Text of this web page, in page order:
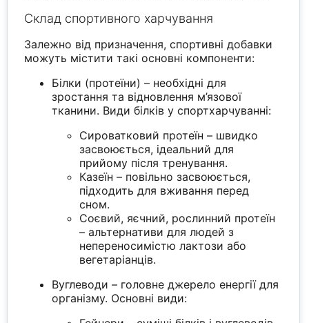
Склад спортивного харчування
Залежно від призначення, спортивні добавки
можуть містити такі основні компоненти:
Білки (протеїни) – необхідні для
зростання та відновлення м’язової
тканини. Види білків у спортхарчуванні:
Сироватковий протеїн – швидко
засвоюється, ідеальний для
прийому після тренування.
Казеїн – повільно засвоюється,
підходить для вживання перед
сном.
Соєвий, яєчний, рослинний протеїн
– альтернативи для людей з
непереносимістю лактози або
вегетаріанців.
Вуглеводи – головне джерело енергії для
організму. Основні види: